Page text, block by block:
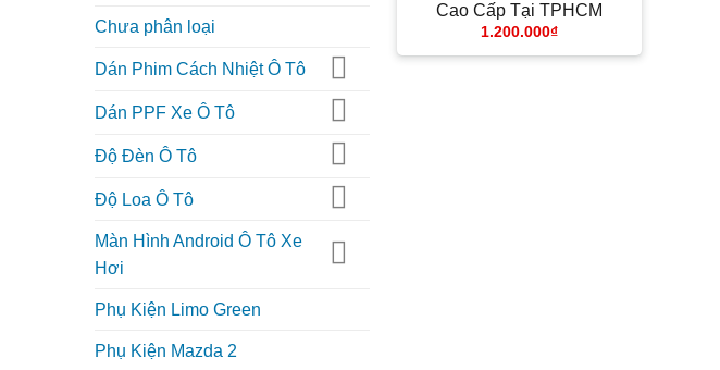
Chưa phân loại
Dán Phim Cách Nhiệt Ô Tô
Dán PPF Xe Ô Tô
Độ Đèn Ô Tô
Độ Loa Ô Tô
Màn Hình Android Ô Tô Xe
Hơi
Phụ Kiện Limo Green
Phụ Kiện Mazda 2
Cao Cấp Tại TPHCM
1.200.000₫